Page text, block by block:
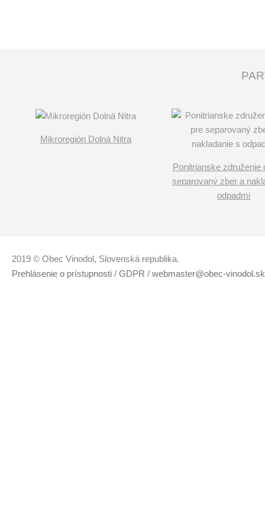
Mikroregión Dolná Nitra
Ponitrianske združenie
separovaný zber a
odpadmi
2019 © Obec Vinodol, Slovenská republika.
Prehlásenie o prístupnosti / GDPR / webmaster@obec-vinodol.sk